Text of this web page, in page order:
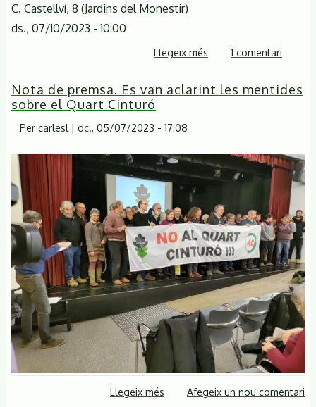
C. Castellví, 8 (Jardins del Monestir)
ds., 07/10/2023 - 10:00
Llegeix més sobre
SOS
1 comentari
Nota de premsa. Es van aclarint les mentides
sobre el Quart Cinturó
Per carlesl | dc., 05/07/2023 - 17:08
Llegeix més sobreAfegeix un nou comentari